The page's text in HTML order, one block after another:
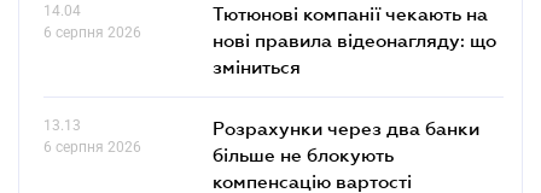
14.04
6 серпня 2026
Тютюнові компанії чекають на
нові правила відеонагляду: що
зміниться
13.13
6 серпня 2026
Розрахунки через два банки
більше не блокують
компенсацію вартості